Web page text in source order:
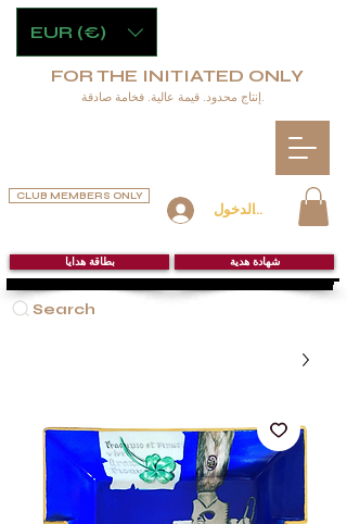
تسجيل الدخول
CLUB MEMBERS ONLY
Search
بطاقة هدايا شهادة هدية
FOR THE INITIATED ONLY
إنتاج محدود. قيمة عالية. فخامة صادقة.
EUR (€)